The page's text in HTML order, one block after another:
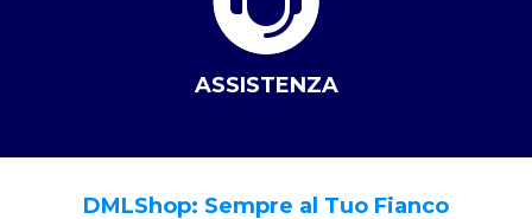
ASSISTENZA
DMLShop: Sempre al Tuo Fianco